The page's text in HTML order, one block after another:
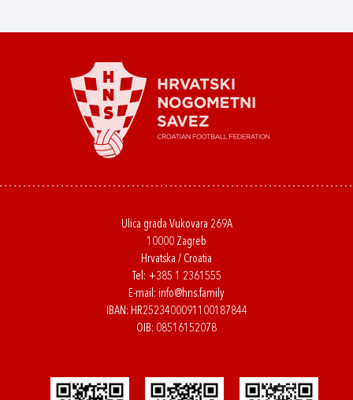
Ulica grada Vukovara 269A
10000 Zagreb
Hrvatska / Croatia
Tel: +385 1 2361555
E-mail: info@hns.family
IBAN: HR2523400091100187844
OIB: 08516152078